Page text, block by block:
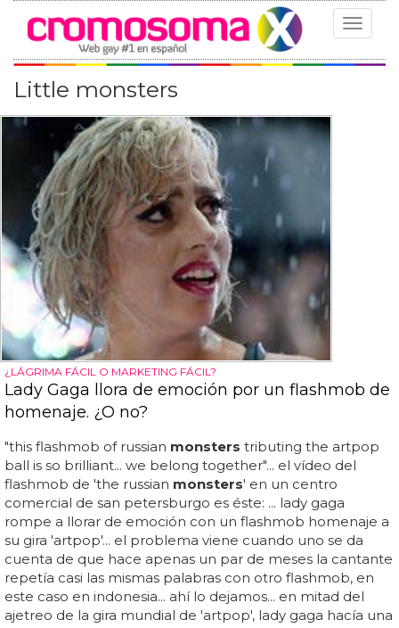
Toggle
Little monsters
¿LÁGRIMA FÁCIL O MARKETING FÁCIL?
Lady Gaga llora de emoción por un flashmob de
homenaje. ¿O no?
"this flashmob of russian monsters tributing the artpop
ball is so brilliant... we belong together"... el vídeo del
flashmob de 'the russian monsters' en un centro
comercial de san petersburgo es éste: ... lady gaga
rompe a llorar de emoción con un flashmob homenaje a
su gira 'artpop'... el problema viene cuando uno se da
cuenta de que hace apenas un par de meses la cantante
repetía casi las mismas palabras con otro flashmob, en
este caso en indonesia... ahí lo dejamos... en mitad del
ajetreo de la gira mundial de 'artpop', lady gaga hacía una